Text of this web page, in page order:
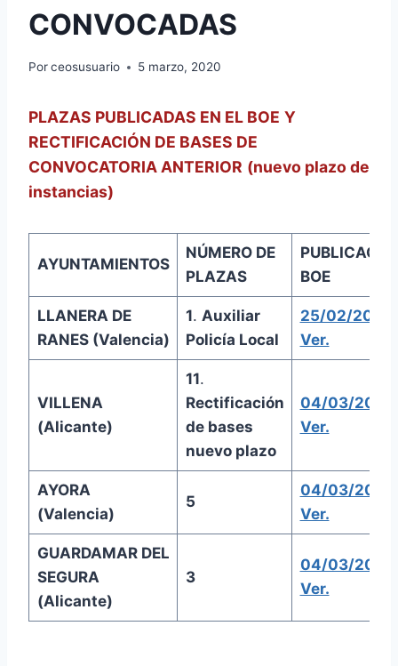
CONVOCADAS
Porceosusuario 5 marzo, 2020
PLAZAS PUBLICADAS EN EL BOE Y
RECTIFICACIÓN DE BASES DE
CONVOCATORIA ANTERIOR (nuevo plazo de
instancias)
AYUNTAMIENTOS
NÚMERO DE
PLAZAS
BOE
LLANERA DE
RANES (Valencia)
1. Auxiliar
Policía Local
25/02/2020.
Ver.
VILLENA
(Alicante)
11.
Rectificación
de bases
nuevo plazo
04/03/2020.
Ver.
AYORA
(Valencia)
5
04/03/2020.
Ver.
GUARDAMAR DEL
SEGURA
(Alicante)
3
04/03/2020.
Ver.